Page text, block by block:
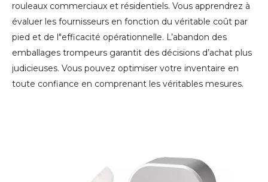
rouleaux commerciaux et résidentiels. Vous apprendrez à
évaluer les fournisseurs en fonction du véritable coût par
pied et de l"efficacité opérationnelle. L’abandon des
emballages trompeurs garantit des décisions d’achat plus
judicieuses. Vous pouvez optimiser votre inventaire en
toute confiance en comprenant les véritables mesures.